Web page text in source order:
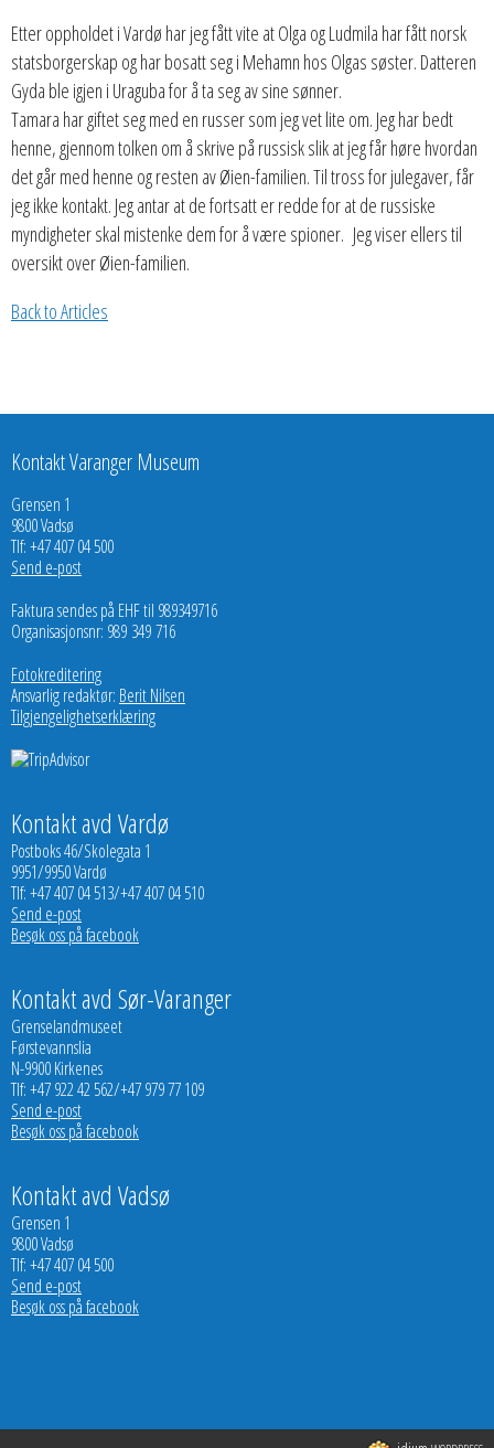
Etter oppholdet i Vardø har jeg fått vite at Olga og Ludmila har fått norsk
statsborgerskap og har bosatt seg i Mehamn hos Olgas søster. Datteren
Gyda ble igjen i Uraguba for å ta seg av sine sønner.
Tamara har giftet seg med en russer som jeg vet lite om. Jeg har bedt
henne, gjennom tolken om å skrive på russisk slik at jeg får høre hvordan
det går med henne og resten av Øien-familien. Til tross for julegaver, får
jeg ikke kontakt. Jeg antar at de fortsatt er redde for at de russiske
myndigheter skal mistenke dem for å være spioner. Jeg viser ellers til
oversikt over Øien-familien.
Back to Articles
Kontakt Varanger Museum
Grensen 1
9800 Vadsø
Tlf: +47 407 04 500
Send e-post
Faktura sendes på EHF til 989349716
Organisasjonsnr: 989 349 716
Fotokreditering
Ansvarlig redaktør: Berit Nilsen
Tilgjengelighetserklæring
Kontakt avd Vardø
Postboks 46/Skolegata 1
9951/9950 Vardø
Tlf: +47 407 04 513/+47 407 04 510
Send e-post
Besøk oss på facebook
Kontakt avd Sør-Varanger
Grenselandmuseet
Førstevannslia
N-9900 Kirkenes
Tlf: +47 922 42 562/+47 979 77 109
Send e-post
Besøk oss på facebook
Kontakt avd Vadsø
Grensen 1
9800 Vadsø
Tlf: +47 407 04 500
Send e-post
Besøk oss på facebook